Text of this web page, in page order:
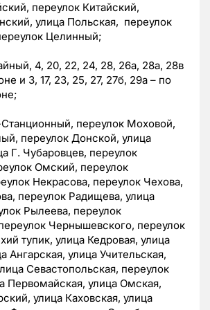
переулок Китайский,
улица Польская, переулок
Целинный;
4, 20, 22, 24, 28, 26а, 28а, 28в
и 3, 17, 23, 25, 27, 27б, 29а – по
переулок Моховой,
переулок Донской, улица
Г. Чубаровцев, переулок
Омский, переулок
Некрасова, переулок Чехова,
переулок Радищева, улица
Рылеева, переулок
Чернышевского, переулок
тупик, улица Кедровая, улица
Ангарская, улица Учительская,
Севастопольская, переулок
Первомайская, улица Омская,
улица Каховская, улица